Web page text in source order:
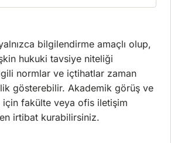
bilgilendirme amaçlı olup,
hukuki tavsiye niteliği
normlar ve içtihatlar zaman
gösterebilir. Akademik görüş ve
fakülte veya ofis iletişim
irtibat kurabilirsiniz.